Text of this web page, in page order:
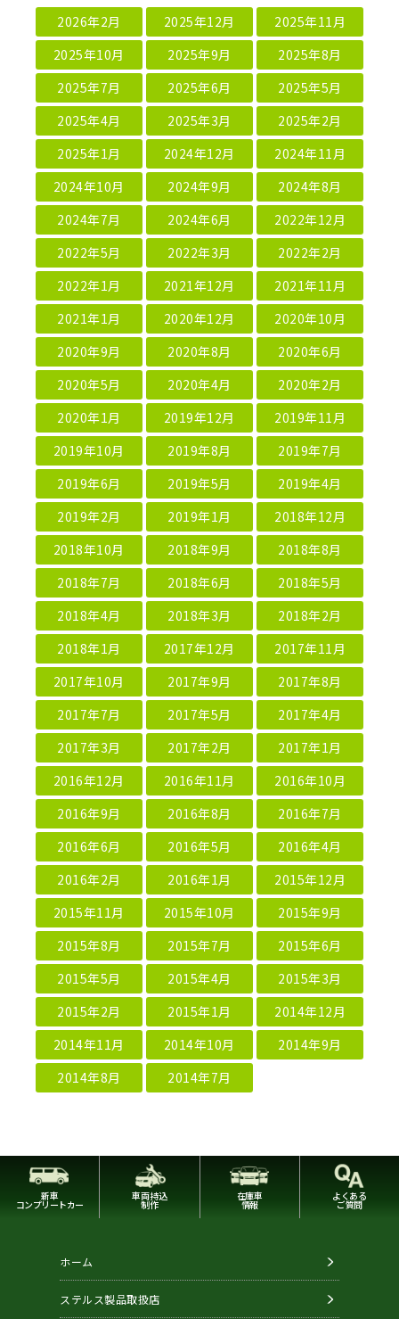
2026年2月 2025年12月
2025年11月
2025年10月
2025年9月
2025年8月
2025年7月
2025年6月
2025年5月
2025年4月
2025年3月
2025年2月
2025年1月
2024年12月
2024年11月
2024年10月
2024年9月
2024年8月
2024年7月
2024年6月
2022年12月
2022年5月
2022年3月
2022年2月
2022年1月
2021年12月
2021年11月
2021年1月
2020年12月
2020年10月
2020年9月
2020年8月
2020年6月
2020年5月
2020年4月
2020年2月
2020年1月
2019年12月
2019年11月
2019年10月
2019年8月
2019年7月
2019年6月
2019年5月
2019年4月
2019年2月
2019年1月
2018年12月
2018年10月
2018年9月
2018年8月
2018年7月
2018年6月
2018年5月
2018年4月
2018年3月
2018年2月
2018年1月
2017年12月
2017年11月
2017年10月
2017年9月
2017年8月
2017年7月
2017年5月
2017年4月
2017年3月
2017年2月
2017年1月
2016年12月
2016年11月
2016年10月
2016年9月
2016年8月
2016年7月
2016年6月
2016年5月
2016年4月
2016年2月
2016年1月
2015年12月
2015年11月
2015年10月
2015年9月
2015年8月
2015年7月
2015年6月
2015年5月
2015年4月
2015年3月
2015年2月
2015年1月
2014年12月
2014年11月
2014年10月
2014年9月
2014年8月
2014年7月
新車
コンプリートカー
車両持込
制作
在庫車
情報
よくある
ご質問
ホーム
ステルス製品取扱店